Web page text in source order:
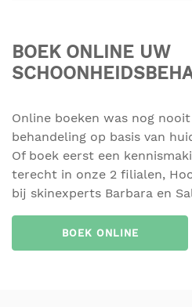
BOEK ONLINE UW
Online boeken was nog
behandeling op basis van
Of boek eerst een
terecht in onze 2 filialen,
bij skinexperts Barbara en
BOEK ONLINE